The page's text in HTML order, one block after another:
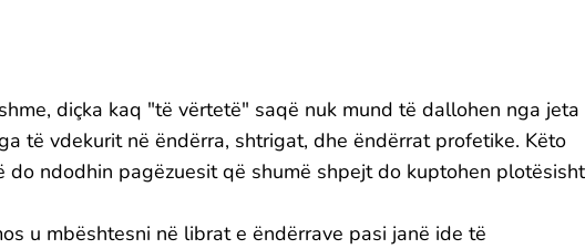
diçka kaq "të vërtetë" saqë nuk mund të dallohen nga jeta
të vdekurit në ëndërra, shtrigat, dhe ëndërrat profetike. Këto
do ndodhin pagëzuesit që shumë shpejt do kuptohen
u mbështesni në librat e ëndërrave pasi janë ide të